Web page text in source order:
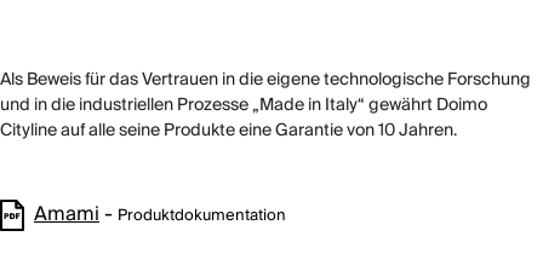
Als Beweis für das Vertrauen in die eigene technologische Forschung
und in die industriellen Prozesse „Made in Italy“ gewährt Doimo
Cityline auf alle seine Produkte eine Garantie von 10 Jahren.
Amami- Produktdokumentation